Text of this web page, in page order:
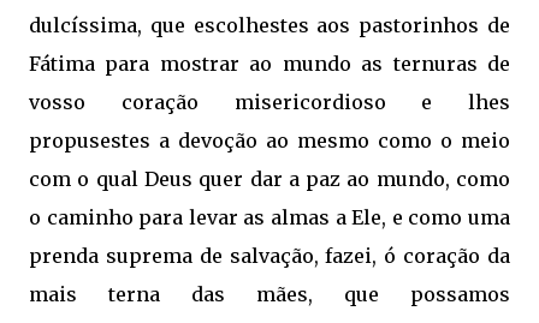
dulcíssima, que escolhestes aos pastorinhos de
Fátima para mostrar ao mundo as ternuras de
vosso coração misericordioso e lhes
propusestes a devoção ao mesmo como o meio
com o qual Deus quer dar a paz ao mundo, como
o caminho para levar as almas a Ele, e como uma
prenda suprema de salvação, fazei, ó coração da
mais terna das mães, que possamos